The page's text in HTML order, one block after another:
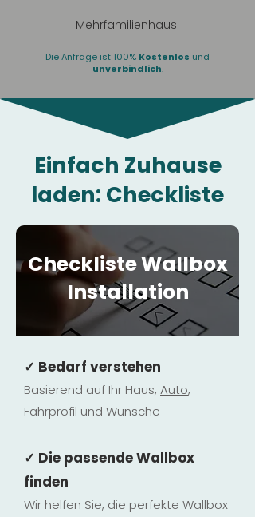
Mehrfamilienhaus
Die Anfrage ist 100% Kostenlos und
unverbindlich.
Einfach Zuhause
laden: Checkliste
Checkliste Wallbox
Installation
✓ Bedarf verstehen
Basierend auf Ihr Haus, Auto,
Fahrprofil und Wünsche
✓ Die passende Wallbox
finden
Wir helfen Sie, die perfekte Wallbox